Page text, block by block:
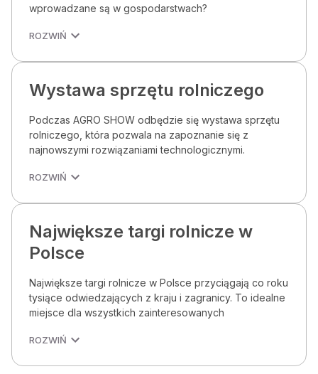
wprowadzane są w gospodarstwach?
ROZWIŃ
Wystawa sprzętu rolniczego
Podczas AGRO SHOW odbędzie się wystawa sprzętu
rolniczego, która pozwala na zapoznanie się z
najnowszymi rozwiązaniami technologicznymi.
ROZWIŃ
Największe targi rolnicze w
Polsce
Największe targi rolnicze w Polsce przyciągają co roku
tysiące odwiedzających z kraju i zagranicy. To idealne
miejsce dla wszystkich zainteresowanych
ROZWIŃ